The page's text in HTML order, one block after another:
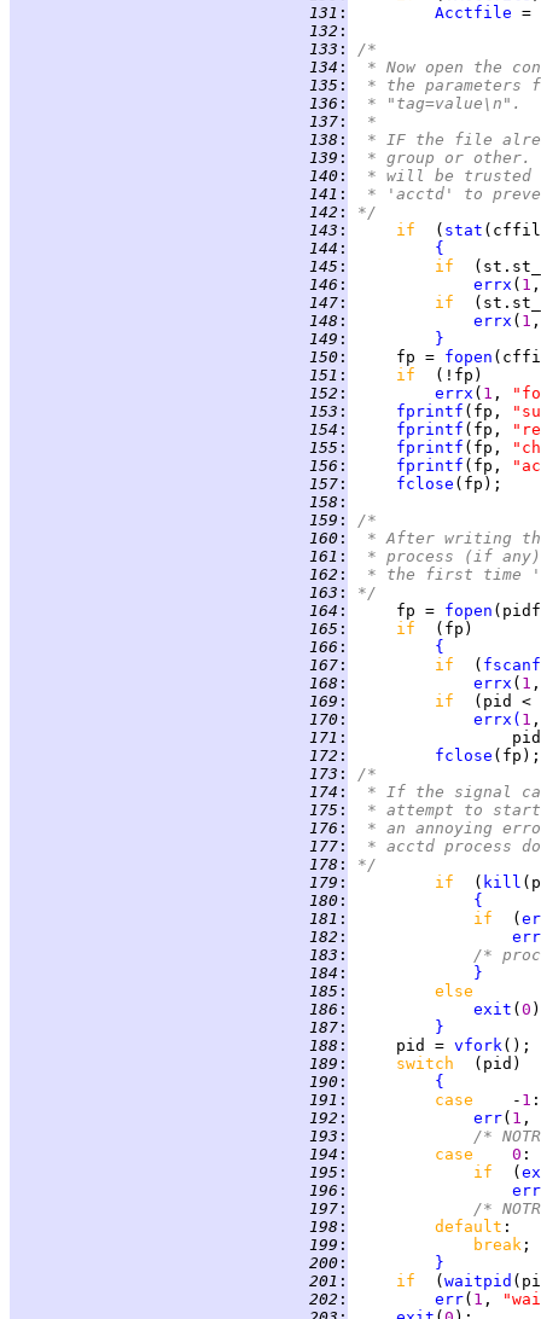
131 : Acctfile =
132 :
133 :
/*
134 :
* Now open the
135 :
* the parameters
136 :
* "tag=value\n".  NO
137 :
*
138 :
* IF the file
139 :
* group or other.
140 :
* will be trusted
141 :
* 'acctd' to
142 :
*/
143 : if ( stat
144 :
{
145 : if
146 : errx ( 1
147 : if
148 : errx ( 1
149 :
}
150 :
     fp =
fopen
151 : if
152 : errx ( 1 ,
153 : fprintf (fp,
154 : fprintf (fp,
155 : fprintf (fp,
156 : fprintf (fp,
157 : fclose
158 :
159 :
/*
160 :
* After writing
161 :
* process (if any)
162 :
* the first time
163 :
*/
164 :
     fp =
fopen
165 : if
166 :
{
167 : if ( fscanf
168 : errx ( 1
169 : if
(pid <
170 : errx ( 1
171 :
172 :
fclose
173 :
/*
174 :
* If the signal
175 :
* attempt to
176 :
* an annoying
177 :
* acctd process
178 :
*/
179 : if ( kill
180 :
{
181 : if (
182 :
err
183 :
/*
184 :
}
185 :
else
186 : exit ( 0
187 :
}
188 :
     pid =
vfork
189 : switch
190 :
{
191 : case - 1
192 : err( 1 ,
193 :
/*
194 : case 0
195 : if (
196 :
err
197 :
/*
198 : default
199 : break
200 :
}
201 : if ( waitpid
202 : err( 1 ,